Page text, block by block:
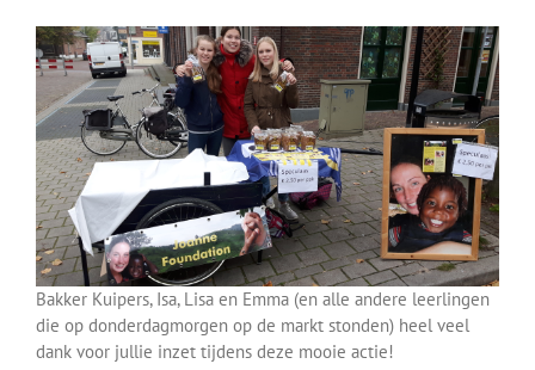
Bakker Kuipers, Isa, Lisa en Emma (en alle andere leerlingen
die op donderdagmorgen op de markt stonden) heel veel
dank voor jullie inzet tijdens deze mooie actie!